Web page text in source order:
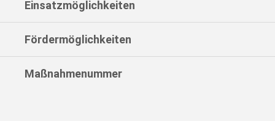
Einsatzmöglichkeiten
Fördermöglichkeiten
Maßnahmenummer